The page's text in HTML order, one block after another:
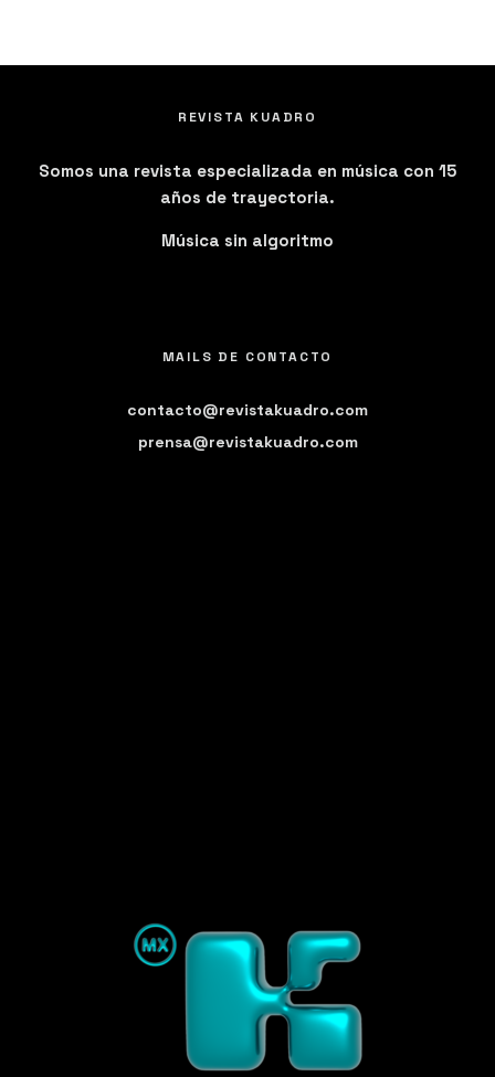
REVISTA KUADRO
Somos una revista especializada en música con 15
años de trayectoria.
Música sin algoritmo
MAILS DE CONTACTO
contacto@revistakuadro.com
prensa@revistakuadro.com